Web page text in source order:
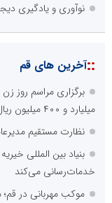
نوآوری و یادگیری
::آخرین های قم
میلیارد و ۴۰۰ میلیون ریال
نظارت مستقیم
خدمات‌رسانی می‌کند
موکب مهربانی در